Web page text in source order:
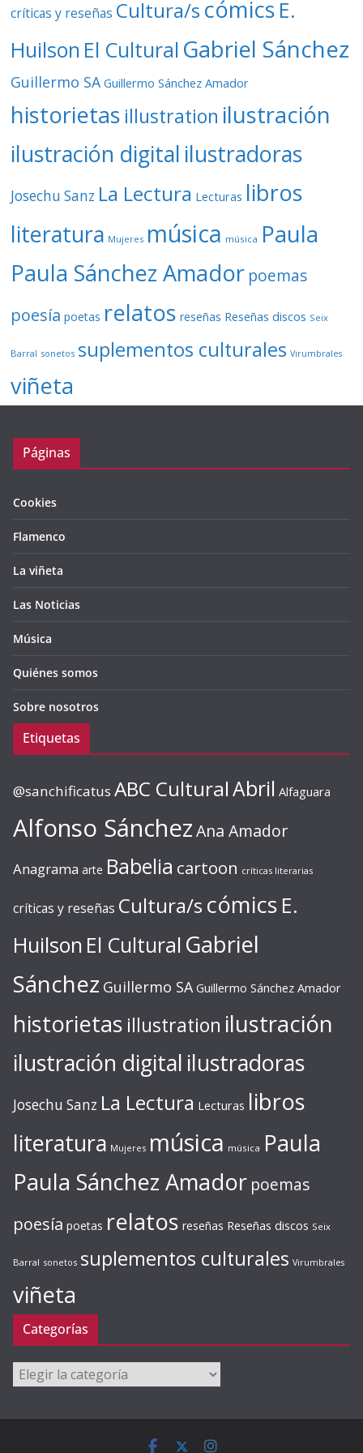
críticas y reseñas Cultura/s cómics E.
Huilson El Cultural Gabriel Sánchez
Guillermo SA Guillermo Sánchez Amador
historietas illustration ilustración
ilustración digital ilustradoras
Josechu Sanz La Lectura Lecturas libros
literatura Mujeres música música Paula
Paula Sánchez Amador poemas
poesía poetas relatos reseñas Reseñas discos Seix
Barral sonetos suplementos culturales Virumbrales
viñeta
Páginas
Cookies
Flamenco
La viñeta
Las Noticias
Música
Quiénes somos
Sobre nosotros
Etiquetas
@sanchificatus ABC CulturalAbril Alfaguara
Alfonso SánchezAna Amador
Anagrama arte Babelia cartoon críticas literarias
críticas y reseñas Cultura/s cómics E.
Huilson El Cultural Gabriel
Sánchez Guillermo SA Guillermo Sánchez Amador
historietas illustration ilustración
ilustración digital ilustradoras
Josechu Sanz La Lectura Lecturas libros
literatura Mujeres música música Paula
Paula Sánchez Amador poemas
poesía poetas relatos reseñas Reseñas discos Seix
Barral sonetos suplementos culturales Virumbrales
viñeta
Categorías
Categorías